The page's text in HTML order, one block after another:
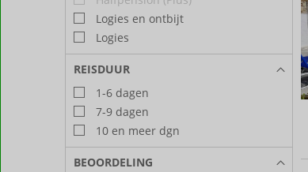
Logies en ontbijt
Logies
REISDUUR
1-6 dagen
7-9 dagen
10 en meer dgn
BEOORDELING